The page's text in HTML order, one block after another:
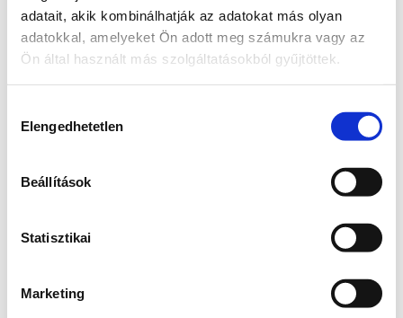
adatait, akik kombinálhatják az adatokat más olyan
adatokkal, amelyeket Ön adott meg számukra vagy az
Ön által használt más szolgáltatásokból gyűjtöttek.
kiválasztása
Elengedhetetlen
Beállítások
Statisztikai
Marketing
loadingwww.bicapp.hu
(see the browser console for more